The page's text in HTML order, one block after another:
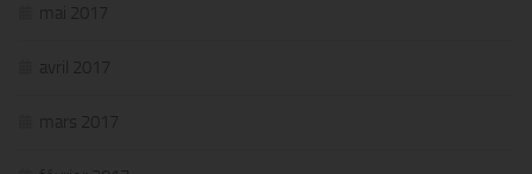
mai 2017
avril 2017
mars 2017